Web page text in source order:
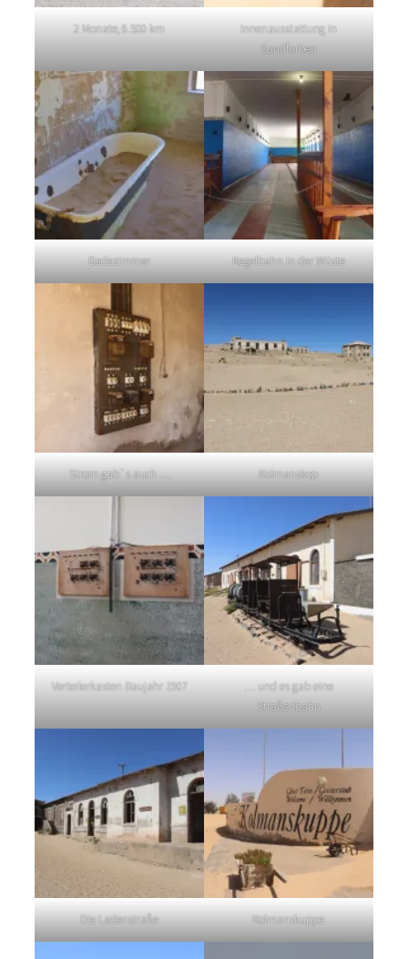
2 Monate, 6.500 km
Innenausstattung in
Sandfarben
Badezimmer Kegelbahn in der Wüste
Strom gab`s auch … Kolmanskop
Verteilerkasten Baujahr 1907
… und es gab eine
Straßenbahn
Die Ladenstraße Kolmanskuppe